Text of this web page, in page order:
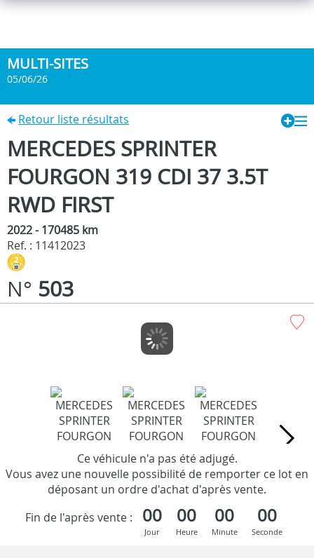
MULTI-SITES
05/06/26
Retour liste résultats
MERCEDES SPRINTER
FOURGON 319 CDI 37 3.5T
RWD FIRST
2022 - 170485 km
Ref. : 11412023
N° 503
Ce véhicule n'a pas été adjugé.
Vous avez une nouvelle possibilité de remporter ce lot en
déposant un ordre d'achat d'après vente.
Fin de l'après vente :
00
Jour
00
Heure
00
Minute
00
Seconde